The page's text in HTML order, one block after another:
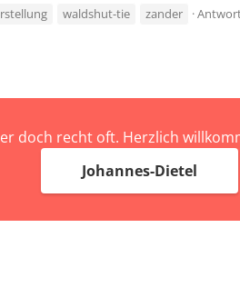
waldshut-tie zander
doch recht oft. Herzlich
Johannes-Dietel